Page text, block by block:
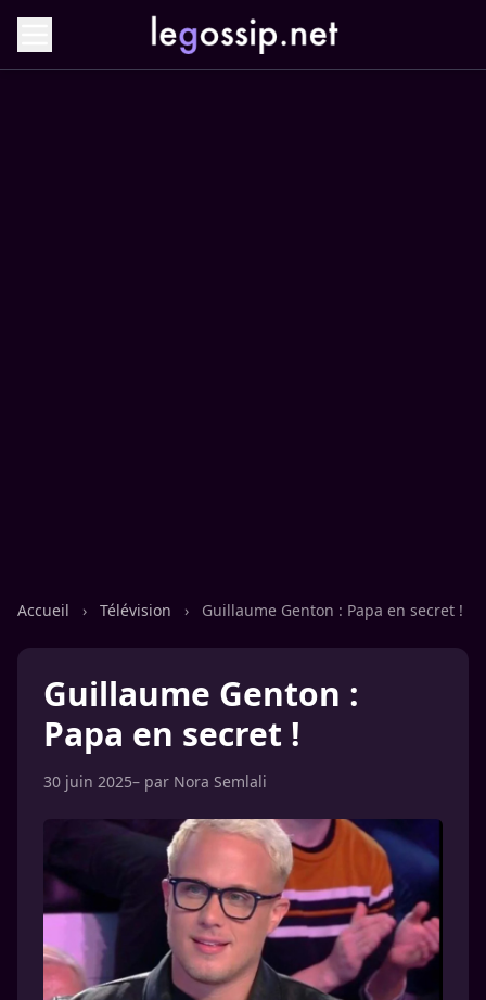
Accueil › Télévision › Guillaume Genton : Papa en secret !
Guillaume Genton :
Papa en secret !
30 juin 2025– par Nora Semlali